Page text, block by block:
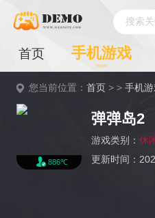
搜索
首页 手机游戏
您当前位置：首页 > >手机
886℃
弹弹岛2
游戏类别： 休
更新时间：